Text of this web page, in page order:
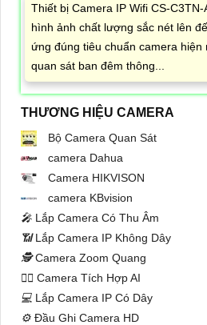
Thiết bị Camera IP Wifi CS-
hình ảnh chất lượng sắc nét lên
ứng đúng tiêu chuẩn camera hiện
quan sát ban đêm thông...
THƯƠNG HIỆU CAMERA
Bộ Camera Quan Sát
camera Dahua
Camera HIKVISON
camera KBvision
️🎤️ Lắp Camera Có Thu Âm
📶Lắp Camera IP Không Dây
🕵️Camera Zoom Quang
🧛‍♀️ Camera Tích Hợp AI
💻 Lắp Camera IP Có Dây
⚙️ Đầu Ghi Camera HD